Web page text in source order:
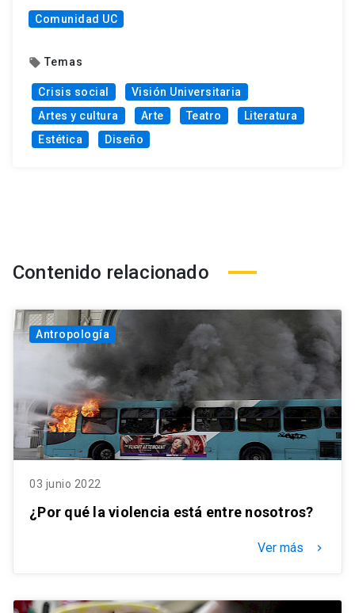
Comunidad UC
local_offer Temas
Crisis social
Visión Universitaria
Artes y cultura
Arte Teatro
Literatura
Estética
Diseño
Contenido relacionado
Antropología
03 junio 2022
¿Por qué la violencia está entre nosotros?
Ver más keyboard_arrow_right